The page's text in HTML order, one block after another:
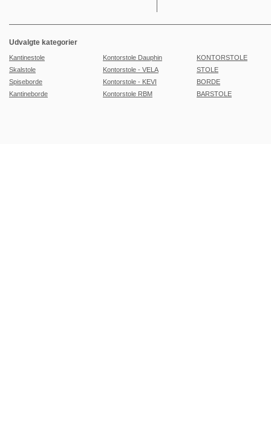
Udvalgte kategorier
Kantinestole
Skalstole
Spiseborde
Kantineborde
Kontorstole Dauphin
Kontorstole - VELA
Kontorstole - KEVI
Kontorstole RBM
KONTORSTOLE
STOLE
BORDE
BARSTOLE